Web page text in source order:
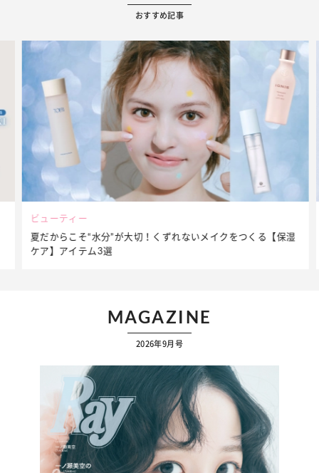
おすすめ記事
ビューティー
夏だからこそ“水分”が大切！くずれないメイクをつくる【保湿
ケア】アイテム3選
MAGAZINE
2026年9月号